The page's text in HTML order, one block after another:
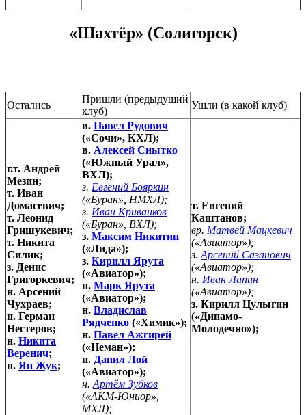
«Шахтёр» (Солигорск)
Остались
Пришли (предыдущий
клуб)
Ушли (в какой клуб)
г.т. Андрей
Мезин;
т. Иван
Домасевич;
т. Леонид
Гришукевич;
т. Никита
Силик;
з. Денис
Григоркевич;
н. Арсений
Чухраев;
н. Герман
Нестеров;
н. Никита
Веренич;
н. Ян Жук;
в. Павел Рудович
(«Сочи», КХЛ);
в. Алексей Снытко
(«Южный Урал»,
ВХЛ);
з. Евгений Бояркин
(«Буран», НМХЛ);
з. Иван Криванков
(«Буран», ВХЛ);
з. Максим Никитин
(«Лида»);
з. Кирилл Ярута
(«Авиатор»);
н. Марк Ярута
(«Авиатор»);
н. Владислав
Рядченко («Химик»);
н. Павел Ажгирей
(«Неман»);
н. Данил Лой
(«Авиатор»);
н. Артём Зубков
(«АКМ-Юниор»,
МХЛ);
т. Евгений
Каштанов;
вр. Матвей Мацкевич
(«Авиатор»);
з. Арсений Сазанович
(«Авиатор»);
н. Иван Лапин
(«Авиатор»);
з. Кирилл Цулыгин
(«Динамо-
Молодечно»);